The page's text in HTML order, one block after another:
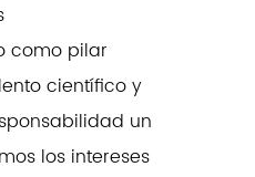
como pilar
científico y
un
los intereses